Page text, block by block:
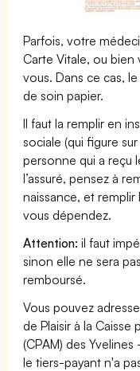
Parfois, votre
Carte Vitale, ou bien
vous. Dans ce cas,
de soin papier.
Il faut la remplir en
sociale (qui figure
personne qui a reçu
l’assuré, pensez à
naissance, et remplir
vous dépendez.
Attention: il faut
sinon elle ne sera
remboursé.
Vous pouvez
de Plaisir à la Caisse
(CPAM) des
le tiers-payant n'a